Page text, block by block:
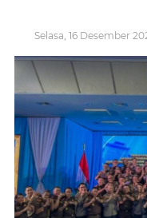
Selasa, 16 Desember